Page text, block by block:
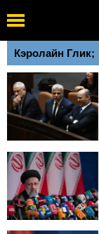
Кэролайн Глик;